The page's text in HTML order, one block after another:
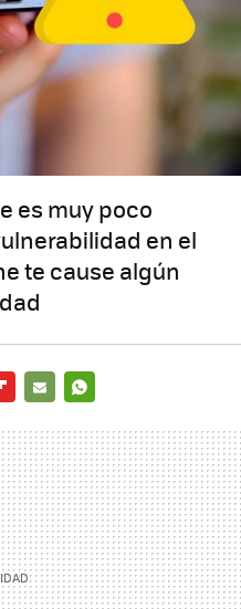
es muy poco
en el
te cause algún
MAIL